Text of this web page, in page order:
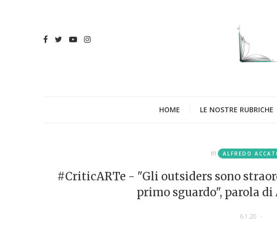
HOME LE NOSTRE RUBRICHE
in ALFREDO
#CriticARTe - "Gli outsiders sono
primo sguardo", parola
6.1.20 -